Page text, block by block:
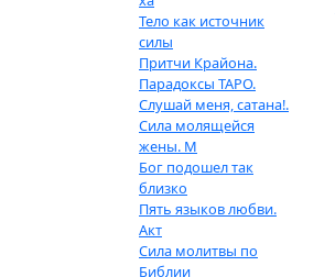
Тело как источник
силы
Притчи Крайона.
Парадоксы ТАРО.
Слушай меня, сатана!.
Сила молящейся
жены. М
Бог подошел так
близко
Пять языков любви.
Акт
Сила молитвы по
Библии